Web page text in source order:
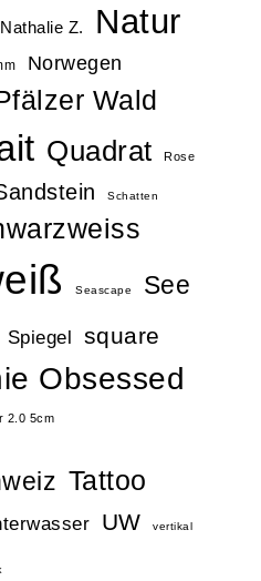
Nathalie Z. Natur
Norwegen
Wald
Quadrat Rose
Schatten
Seascape See
Spiegel square
Obsessed
2.0 5cm
Tattoo
UW vertikal